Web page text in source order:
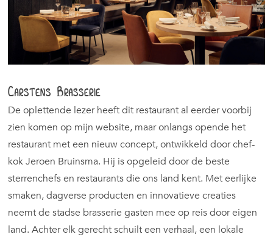
Carstens Brasserie
De oplettende lezer heeft dit restaurant al eerder voorbij
zien komen op mijn website, maar onlangs opende het
restaurant met een nieuw concept, ontwikkeld door chef-
kok Jeroen Bruinsma. Hij is opgeleid door de beste
sterrenchefs en restaurants die ons land kent. Met eerlijke
smaken, dagverse producten en innovatieve creaties
neemt de stadse brasserie gasten mee op reis door eigen
land. Achter elk gerecht schuilt een verhaal, een lokale